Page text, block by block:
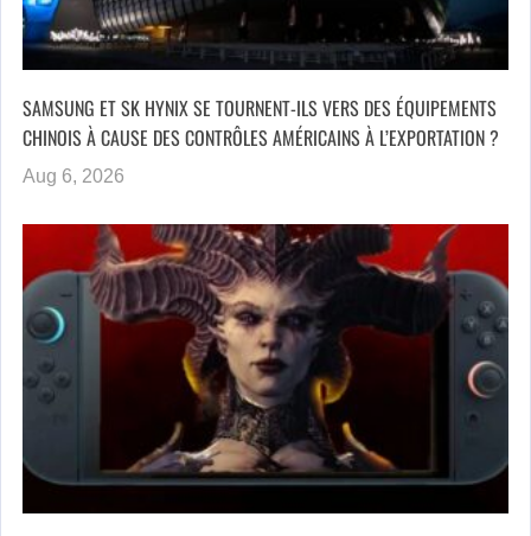
SAMSUNG ET SK HYNIX SE TOURNENT-ILS VERS DES ÉQUIPEMENTS
CHINOIS À CAUSE DES CONTRÔLES AMÉRICAINS À L’EXPORTATION ?
Aug 6, 2026